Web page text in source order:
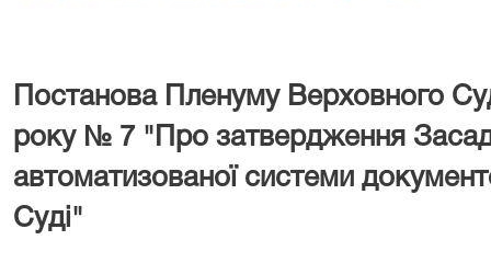
Постанова Пленуму Верховного
року № 7 "Про затвердження
автоматизованої системи
Суді"